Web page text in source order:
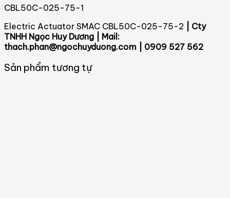
CBL50C-025-75-1
Electric Actuator SMAC CBL50C-025-75-2
| Cty
TNHH Ngọc Huy Dương | Mail:
thach.phan@ngochuyduong.com | 0909 527 562
Sản phẩm tương tự